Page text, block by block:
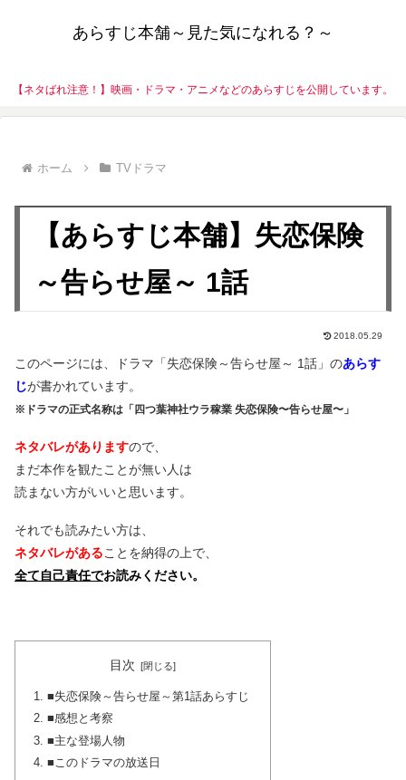
あらすじ本舗～見た気になれる？～
【ネタばれ注意！】映画・ドラマ・アニメなどのあらすじを公開しています。
ホーム TVドラマ
【あらすじ本舗】失恋保険
～告らせ屋～ 1話
2018.05.29
このページには、ドラマ「失恋保険～告らせ屋～ 1話」のあらす
じが書かれています。
※ドラマの正式名称は「四つ葉神社ウラ稼業 失恋保険〜告らせ屋〜」
ネタバレがありますので、
まだ本作を観たことが無い人は
読まない方がいいと思います。
それでも読みたい方は、
ネタバレがあることを納得の上で、
全て自己責任でお読みください。
目次
■失恋保険～告らせ屋～第1話あらすじ
■感想と考察
■主な登場人物
■このドラマの放送日